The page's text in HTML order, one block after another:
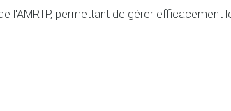
l'AMRTP, permettant de gérer efficacement